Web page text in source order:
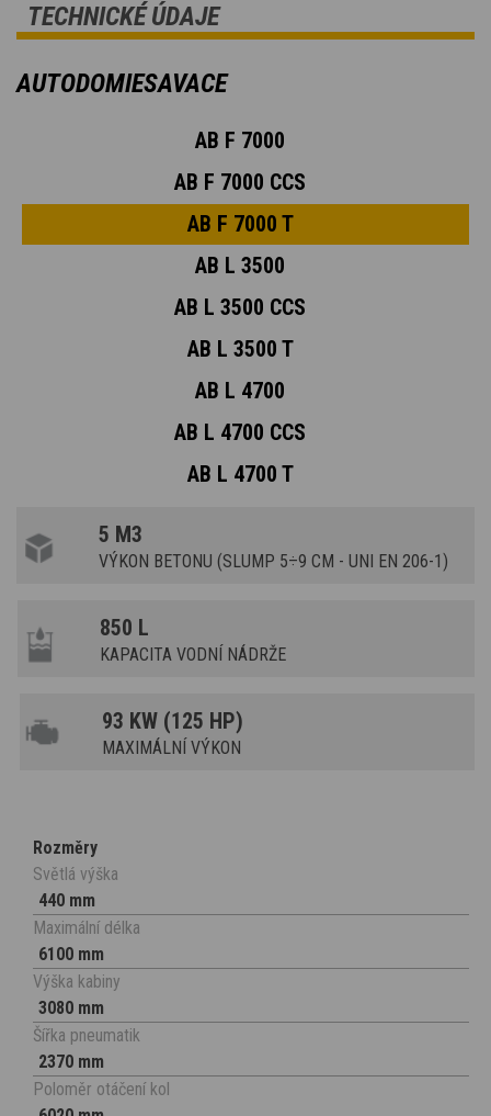
TECHNICKÉ ÚDAJE
AUTODOMIESAVACE
AB F 7000
AB F 7000 CCS
AB F 7000 T
AB L 3500
AB L 3500 CCS
AB L 3500 T
AB L 4700
AB L 4700 CCS
AB L 4700 T
5 M3
VÝKON BETONU (SLUMP 5÷9 CM - UNI EN 206-1)
850 L
KAPACITA VODNÍ NÁDRŽE
93 KW (125 HP)
MAXIMÁLNÍ VÝKON
Rozměry
Světlá výška
440 mm
Maximální délka
6100 mm
Výška kabiny
3080 mm
Šířka pneumatik
2370 mm
Poloměr otáčení kol